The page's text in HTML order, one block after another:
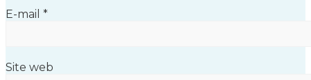
E-mail *
Site web